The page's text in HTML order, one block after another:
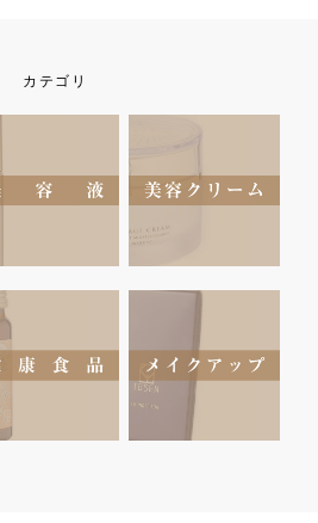
カテゴリ